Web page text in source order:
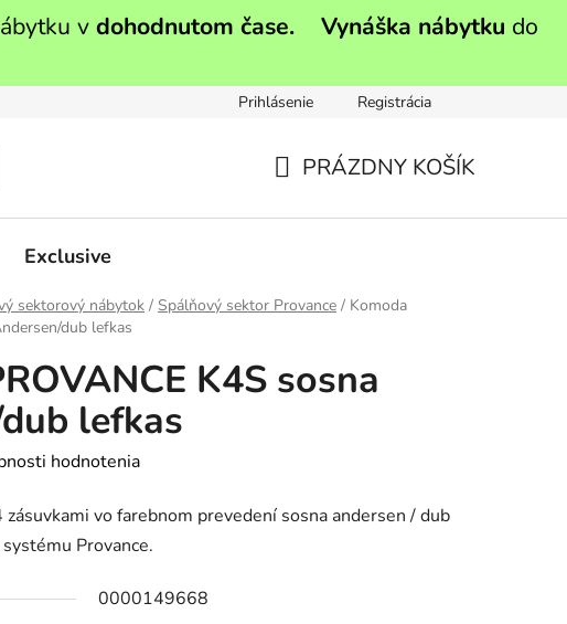
v dohodnutom čase. Vynáška nábytku do
Prihlásenie Registrácia
PRÁZDNY KOŠÍK
Exclusive
sektorový nábytok / Spálňový sektor Provance / Komoda
dub lefkas
K4S sosna
lefkas
hodnotenia
vo farebnom prevedení sosna andersen / dub
Provance.
0000149668